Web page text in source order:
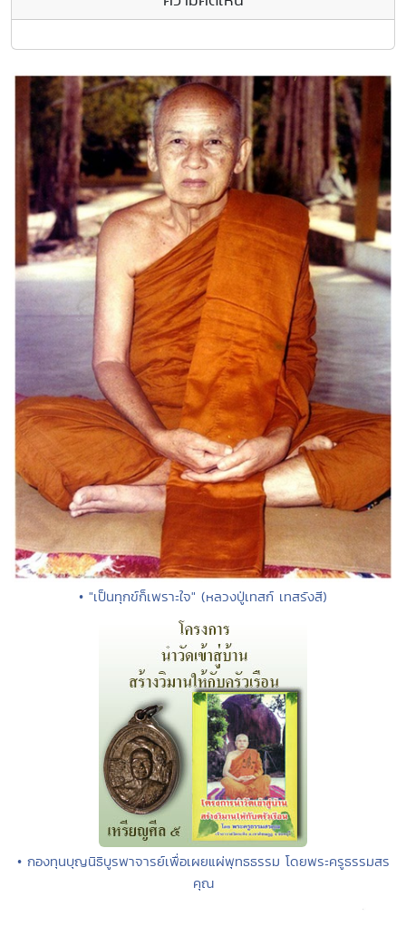
• "เป็นทุกข์ก็เพราะใจ" (หลวงปู่เทสก์ เทสรังสี)
• กองทุนบุญนิธิบูรพาจารย์เพื่อเผยแผ่พุทธธรรม โดยพระครูธรรมสร
คุณ